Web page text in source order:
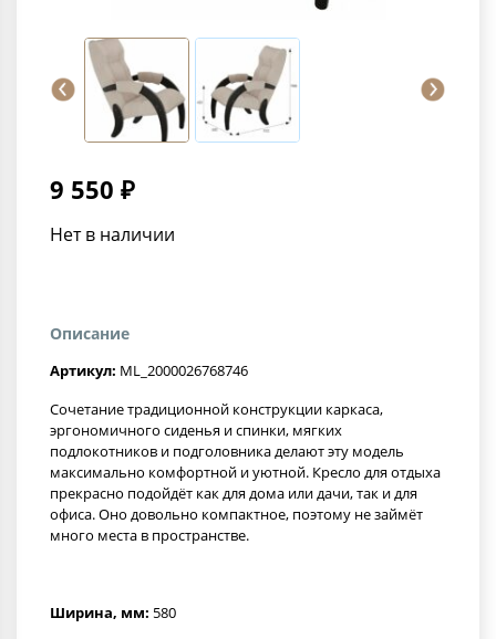
9 550 ₽
Нет в наличии
Описание
Артикул: ML_2000026768746
Сочетание традиционной конструкции каркаса,
эргономичного сиденья и спинки, мягких
подлокотников и подголовника делают эту модель
максимально комфортной и уютной. Кресло для отдыха
прекрасно подойдёт как для дома или дачи, так и для
офиса. Оно довольно компактное, поэтому не займёт
много места в пространстве.
Ширина, мм: 580